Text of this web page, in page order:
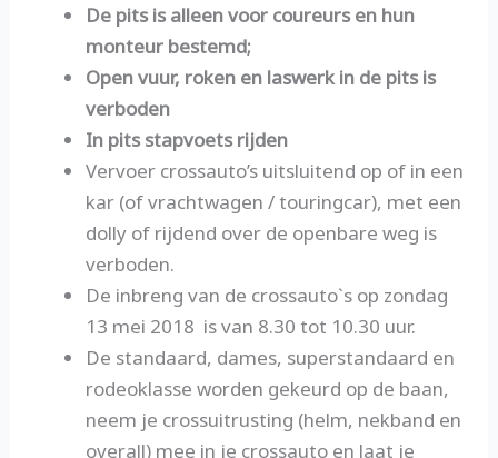
De pits is alleen voor coureurs en hun
monteur bestemd;
Open vuur, roken en laswerk in de pits is
verboden
In pits stapvoets rijden
Vervoer crossauto’s uitsluitend op of in een
kar (of vrachtwagen / touringcar), met een
dolly of rijdend over de openbare weg is
verboden.
De inbreng van de crossauto`s op zondag
13 mei 2018 is van 8.30 tot 10.30 uur.
De standaard, dames, superstandaard en
rodeoklasse worden gekeurd op de baan,
neem je crossuitrusting (helm, nekband en
overall) mee in je crossauto en laat je